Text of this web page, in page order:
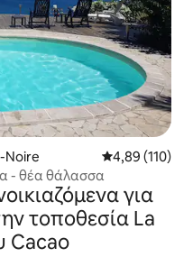
Noire Μέση
4,89 (110)
- θέα θάλασσα
για
τοποθεσία La
Cacao